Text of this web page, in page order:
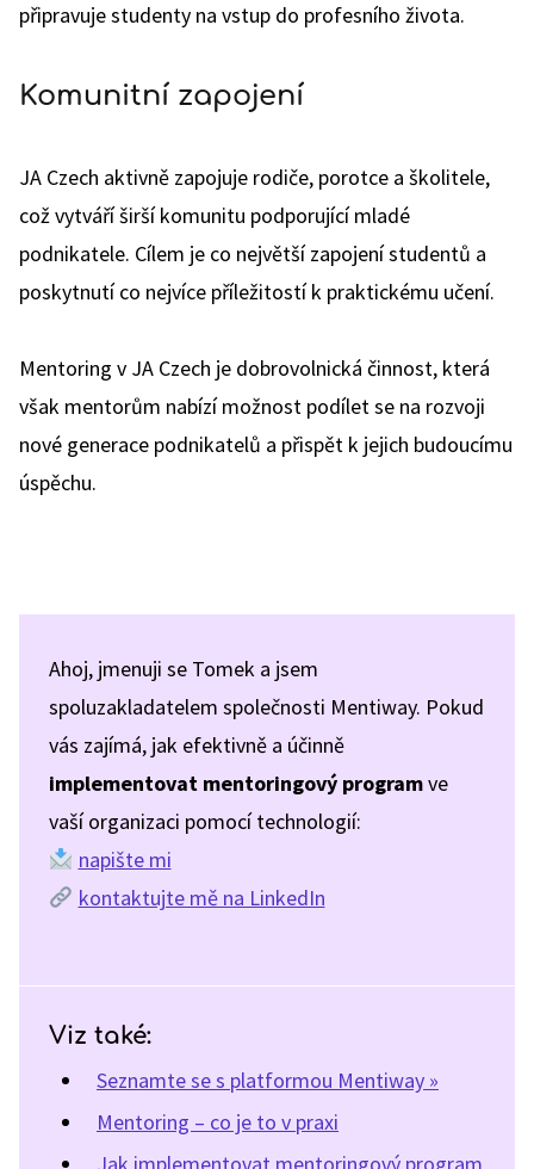
připravuje studenty na vstup do profesního života.
Komunitní zapojení
JA Czech aktivně zapojuje rodiče, porotce a školitele,
což vytváří širší komunitu podporující mladé
podnikatele. Cílem je co největší zapojení studentů a
poskytnutí co nejvíce příležitostí k praktickému učení.
Mentoring v JA Czech je dobrovolnická činnost, která
však mentorům nabízí možnost podílet se na rozvoji
nové generace podnikatelů a přispět k jejich budoucímu
úspěchu.
Ahoj, jmenuji se Tomek a jsem
spoluzakladatelem společnosti Mentiway. Pokud
vás zajímá, jak efektivně a účinně
implementovat mentoringový programve
vaší organizaci pomocí technologií:
napište mi
kontaktujte mě na LinkedIn
Viz také:
Seznamte se s platformou Mentiway »
Mentoring – co je to v praxi